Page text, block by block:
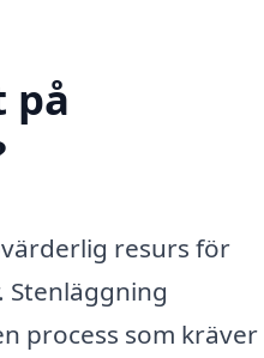
på
resurs för
process som kräver